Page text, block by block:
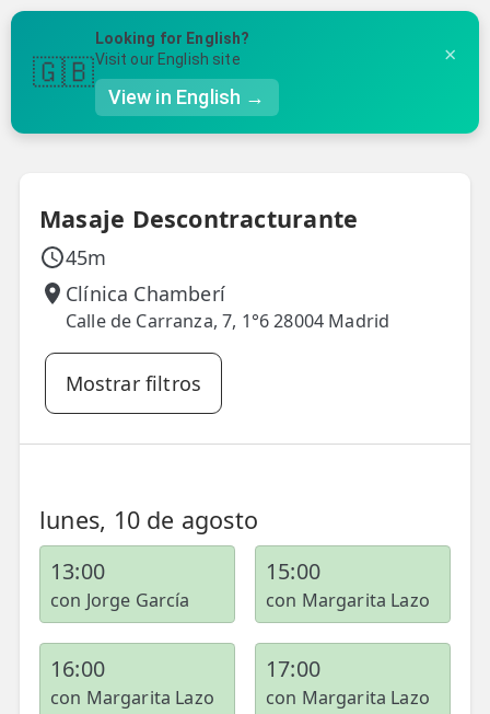
🤔 Preguntas Frecuentes
🔍 Buscador
🇬🇧 English
GENERAL
👩‍⚕️ Fisioterapeutas
💆‍♀️ Tratamientos
😓 Síntomas
📅 Pedir Cita
📰 Blog
🏢 Empresas
Volver a ubicaciones
✓
2 3
Masaje Descontracturante
45m
Clínica Chamberí
Calle de Carranza, 7, 1°6 28004 Madrid
Mostrar filtros
lunes, 10 de agosto
13:00
con Jorge García
15:00
con Margarita Lazo
16:00
con Margarita Lazo
17:00
con Margarita Lazo
×
🇬🇧
Looking for English?
Visit our English site
View in English →